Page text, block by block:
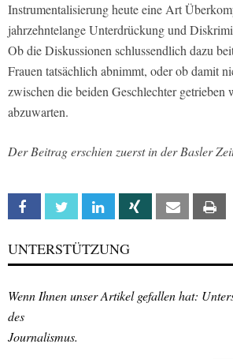
Instrumentalisierung heute eine Art
jahrzehntelange Unterdrückung und
Ob die Diskussionen schlussendlich dazu
Frauen tatsächlich abnimmt, oder ob damit
zwischen die beiden Geschlechter getrieben
abzuwarten.
Der Beitrag erschien zuerst in der Basler
Facebook Twitter Linkedin Xing Email
UNTERSTÜTZUNG
Wenn Ihnen unser Artikel gefallen hat:
des
Journalismus.